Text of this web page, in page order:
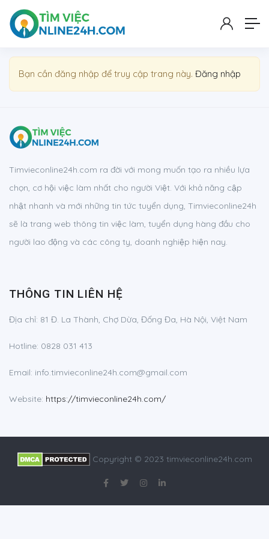
Show Sidebar
Bạn cần đăng nhập để truy cập trang này. Đăng nhập
Timvieconline24h.com ra đời với mong muốn tạo ra nhiều lựa
chọn, cơ hội việc làm nhất cho người Việt. Với khả năng cập
nhật nhanh và mới những tin tức tuyển dụng, Timvieconline24h
sẽ là trang web thông tin việc làm, tuyển dụng hàng đầu cho
người lao động và các công ty, doanh nghiệp hiện nay.
THÔNG TIN LIÊN HỆ
Địa chỉ: 81 Đ. La Thành, Chợ Dừa, Đống Đa, Hà Nội, Việt Nam
Hotline: 0828 031 413
Email: info.timvieconline24h.com@gmail.com
Website: https://timvieconline24h.com/
Copyright © 2023 timvieconline24h.com